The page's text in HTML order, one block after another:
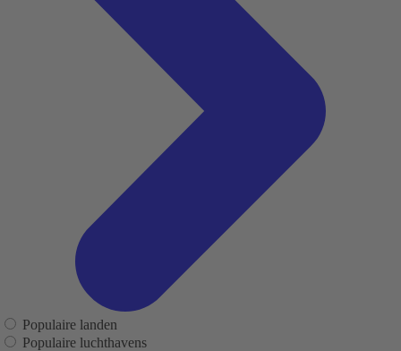
Populaire landen
Populaire luchthavens